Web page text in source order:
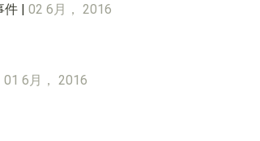
件 | 02 6月， 2016
01 6月， 2016